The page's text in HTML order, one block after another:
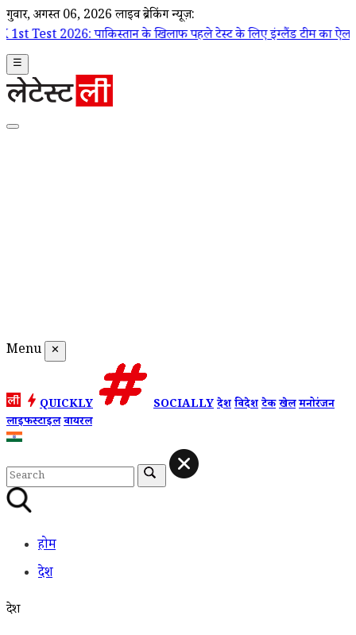
गुरूवार, अगस्त 06, 2026 लाइव ब्रेकिंग न्यूज़:
पाकिस्तान के खिलाफ पहले टेस्ट के लिए इंग्लैंड टीम का ऐलान, जो रूट
☰
Menu ✕
QUICKLY SOCIALLYदेशविदेशटेकखेलमनोरंजन
लाइफस्टाइलवायरल
होम
देश
देश